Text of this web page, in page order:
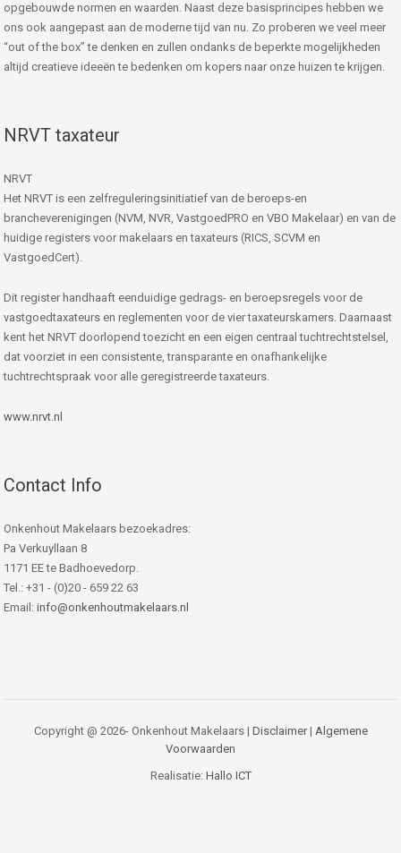
opgebouwde normen en waarden. Naast deze basisprincipes hebben we
ons ook aangepast aan de moderne tijd van nu. Zo proberen we veel meer
“out of the box” te denken en zullen ondanks de beperkte mogelijkheden
altijd creatieve ideeën te bedenken om kopers naar onze huizen te krijgen.
NRVT taxateur
NRVT
Het NRVT is een zelfreguleringsinitiatief van de beroeps-en
brancheverenigingen (NVM, NVR, VastgoedPRO en VBO Makelaar) en van de
huidige registers voor makelaars en taxateurs (RICS, SCVM en
VastgoedCert).
Dit register handhaaft eenduidige gedrags- en beroepsregels voor de
vastgoedtaxateurs en reglementen voor de vier taxateurskamers. Daarnaast
kent het NRVT doorlopend toezicht en een eigen centraal tuchtrechtstelsel,
dat voorziet in een consistente, transparante en onafhankelijke
tuchtrechtspraak voor alle geregistreerde taxateurs.
www.nrvt.nl
Contact Info
Onkenhout Makelaars bezoekadres:
Pa Verkuyllaan 8
1171 EE te Badhoevedorp.
Tel.: +31 - (0)20 - 659 22 63
Email: info@onkenhoutmakelaars.nl
Copyright @ 2026- Onkenhout Makelaars | Disclaimer| Algemene
Voorwaarden
Realisatie: Hallo ICT